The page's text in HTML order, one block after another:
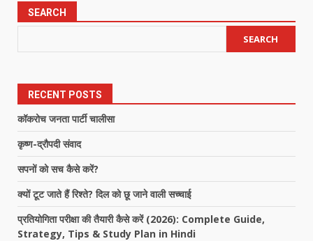
SEARCH
SEARCH
RECENT POSTS
कॉकरोच जनता पार्टी चालीसा
कृष्ण-द्रौपदी संवाद
सपनों को सच कैसे करें?
क्यों टूट जाते हैं रिश्ते? दिल को छू जाने वाली सच्चाई
प्रतियोगिता परीक्षा की तैयारी कैसे करें (2026): Complete Guide,
Strategy, Tips & Study Plan in Hindi